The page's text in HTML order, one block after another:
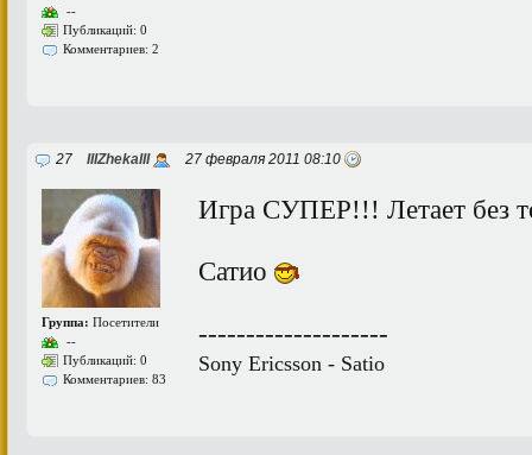
--
Публикаций: 0
Комментариев: 2
27 IIIZhekaIII 27 февраля 2011 08:10
Группа: Посетители
--
Публикаций: 0
Комментариев: 83
Игра СУПЕР!!! Летает без
Сатио
--------------------
Sony Ericsson - Satio